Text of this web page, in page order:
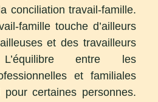
conciliation travail-famille.
famille touche d’ailleurs
et des travailleurs
entre les
et familiales
certaines personnes.